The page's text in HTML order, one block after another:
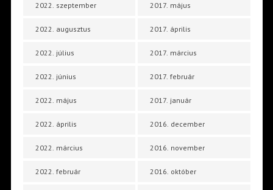
2022. szeptember
2022. augusztus
2022. július
2022. június
2022. május
2022. április
2022. március
2022. február
2017. május
2017. április
2017. március
2017. február
2017. január
2016. december
2016. november
2016. október